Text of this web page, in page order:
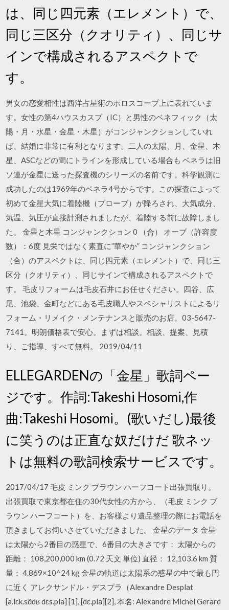
は、同じ四元素（エレメント）で、
同じ三区分（クオリティ）、同じサ
インで構成されるアスペクトで
す。
男女の恋愛相性は西洋占星術のホロスコープ上に表れていま
す。女性の第4ハウスカスプ（IC）と男性のベネフィック（太
陽・月・水星・金星・木星）がコンジャンクションしていれ
ば、結婚に非常に有利となります。二人の太陽、月、金星、木
星、ASCなどの間にトラインを形成している場合も ベネラは旧
ソ連が金星に送った探査機のシリーズの名前です。科学観測に
成功したのは1969年のベネラ4号からです。この探査によって
初めて金星大気に着陸機（プローブ）が降ろされ、大気成分、
気温、気圧が直接計測されましたが、着陸する前に故障しまし
た。 金星と木星 コンジャンクション 0 （合） オーブ（許容度
数）：6度 見栄ではなく素直に”華やか” コンジャンクション
（合）のアスペクトは、同じ四元素（エレメント）で、同じ三
区分（クオリティ）、同じサインで構成されるアスペクトで
す。 毛皮リフォームは毛皮石井にお任せください。四谷、広
尾、池袋、金町などにある毛皮職人やスペシャリストによるリ
フォーム・リメイク・メンテナンスと販売のお店。03-5647-
7141。明朗価格表で安心。まずは相談。相談、提案、見積
り、ご指導、すべて無料。 2019/04/11
ELLEGARDENの「金星」歌詞ペー
ジです。作詞:Takeshi Hosomi,作
曲:Takeshi Hosomi。(歌いだし)最後
に笑うのは正直な奴だけだ 歌ネッ
トは無料の歌詞検索サービスです。
2017/04/17 毛皮 ミンク ブラウン ハーフコート出張買取り。
出張買取で東京都在住の30代女性の方から、（毛皮 ミンク ブ
ラウン ハーフコート）を、お客様より遺品整理の際にお電話を
頂きましてお伺いさせていただきました。 金星のデータ 金星
は太陽から2番目の惑星で、6番目の大きさです： 太陽からの
距離： 108,200,000 km (0.72 天文 単位) 直径： 12,103.6 km 質
量： 4.869×10^24 kg 金星の軌道は太陽系の惑星の中で最も円
に近く アレクサンドル・デスプラ（Alexandre Desplat
[a.lɛk.sɑ̃dʁ dɛs.pla] [1], [dɛ.pla][2], 本名: Alexandre Michel Gerard